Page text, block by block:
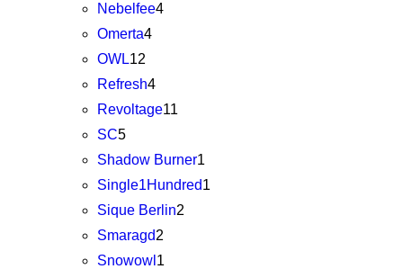
Nebelfee4
Omerta4
OWL12
Refresh4
Revoltage11
SC5
Shadow Burner1
Single1Hundred1
Sique Berlin2
Smaragd2
Snowowl 1